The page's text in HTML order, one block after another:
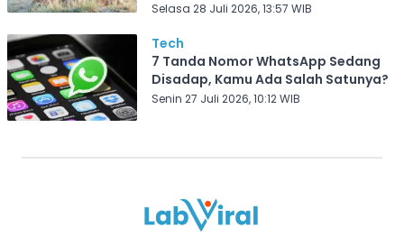
Selasa 28 Juli 2026, 13:57 WIB
Tech
7 Tanda Nomor WhatsApp Sedang
Disadap, Kamu Ada Salah Satunya?
Senin 27 Juli 2026, 10:12 WIB